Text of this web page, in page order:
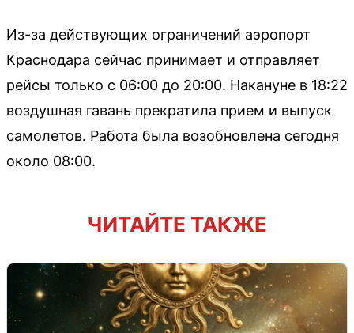
Из-за действующих ограничений аэропорт
Краснодара сейчас принимает и отправляет
рейсы только с 06:00 до 20:00. Накануне в 18:22
воздушная гавань прекратила прием и выпуск
самолетов. Работа была возобновлена сегодня
около 08:00.
ЧИТАЙТЕ ТАКЖЕ